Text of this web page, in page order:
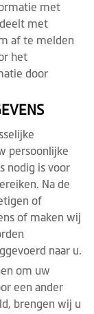
met
met
af te melden
het
door
persoonlijke
nodig is voor
Na de
of
of maken wij
naar u.
om uw
een ander
brengen wij u